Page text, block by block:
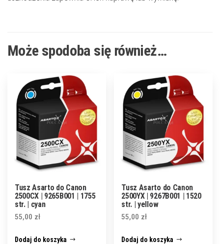
Może spodoba się również…
Tusz Asarto do Canon
2500CX | 9265B001 | 1755
str. | cyan
55,00 zł
Dodaj do koszyka
Tusz Asarto do Canon
2500YX | 9267B001 | 1520
str. | yellow
55,00 zł
Dodaj do koszyka